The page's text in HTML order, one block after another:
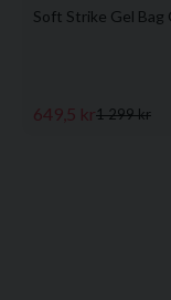
Soft Strike Gel Bag
1 299 kr
649,5 kr